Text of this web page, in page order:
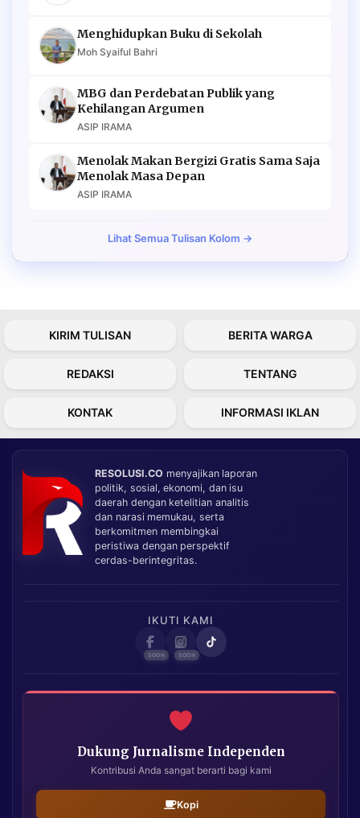
Menghidupkan Buku di Sekolah
Moh Syaiful Bahri
MBG dan Perdebatan Publik yang
Kehilangan Argumen
ASIP IRAMA
Menolak Makan Bergizi Gratis Sama Saja
Menolak Masa Depan
ASIP IRAMA
Lihat Semua Tulisan Kolom →
KIRIM TULISAN BERITA WARGA
REDAKSI TENTANG
KONTAK INFORMASI IKLAN
RESOLUSI.CO menyajikan laporan
politik, sosial, ekonomi, dan isu
daerah dengan ketelitian analitis
dan narasi memukau, serta
berkomitmen membingkai
peristiwa dengan perspektif
cerdas-berintegritas.
IKUTI KAMI
Dukung Jurnalisme Independen
Kontribusi Anda sangat berarti bagi kami
Kopi